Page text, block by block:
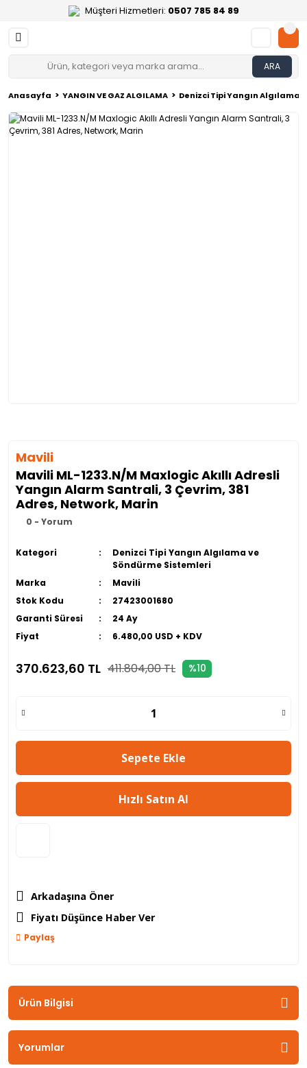
Müşteri Hizmetleri: 0507 785 84 89
ARA
Anasayfa YANGIN VE GAZ ALGILAMA Denizci Tipi Yangın Algılama
Mavili
Mavili ML-1233.N/M Maxlogic Akıllı Adresli
Yangın Alarm Santrali, 3 Çevrim, 381
Adres, Network, Marin
0 - Yorum
Kategori
Denizci Tipi Yangın Algılama ve
Söndürme Sistemleri
Marka
Mavili
Stok Kodu
27423001680
Garanti Süresi
24 Ay
Fiyat
6.480,00 USD + KDV
370.623,60 TL 411.804,00 TL %10
Sepete Ekle
Hızlı Satın Al
Arkadaşına Öner
Fiyatı Düşünce Haber Ver
Paylaş
Ürün Bilgisi
Yorumlar